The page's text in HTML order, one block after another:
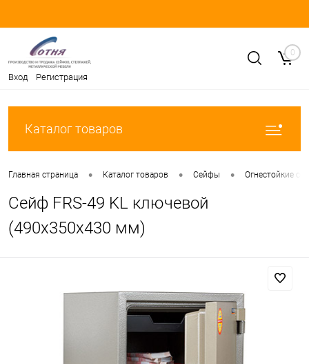
Вход Регистрация
0
Каталог товаров
Главная страница • Каталог товаров • Сейфы • Огнестойкие
Сейф FRS-49 KL ключевой
(490x350x430 мм)